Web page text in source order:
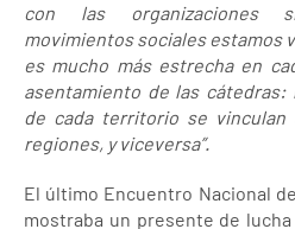
con las organizaciones
movimientos sociales estamos
es mucho más estrecha en
asentamiento de las
de cada territorio se vinculan
regiones, y viceversa”.
El último Encuentro Nacional
mostraba un presente de